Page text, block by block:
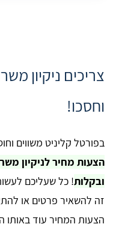
צריכים ניקיון
וחסכו!
בפורטל קליניט משווים
הצעות מחיר לניקיון
ובקלות! כל שעליכם
זה להשאיר פרטים או
הצעות המחיר עוד